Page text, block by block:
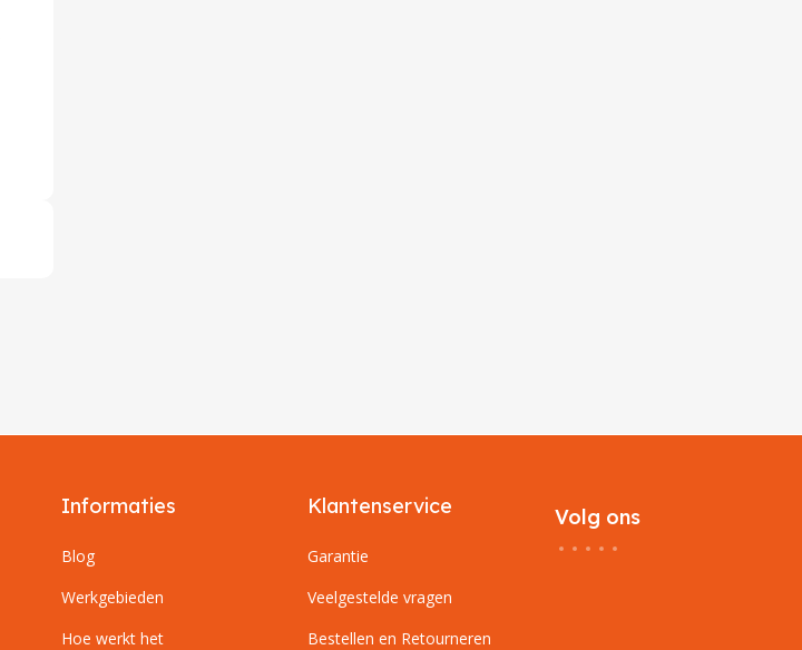
Informaties
Blog
Werkgebieden
Hoe werkt het
Klantenservice
Garantie
Veelgestelde vragen
Bestellen en Retourneren
Volg ons